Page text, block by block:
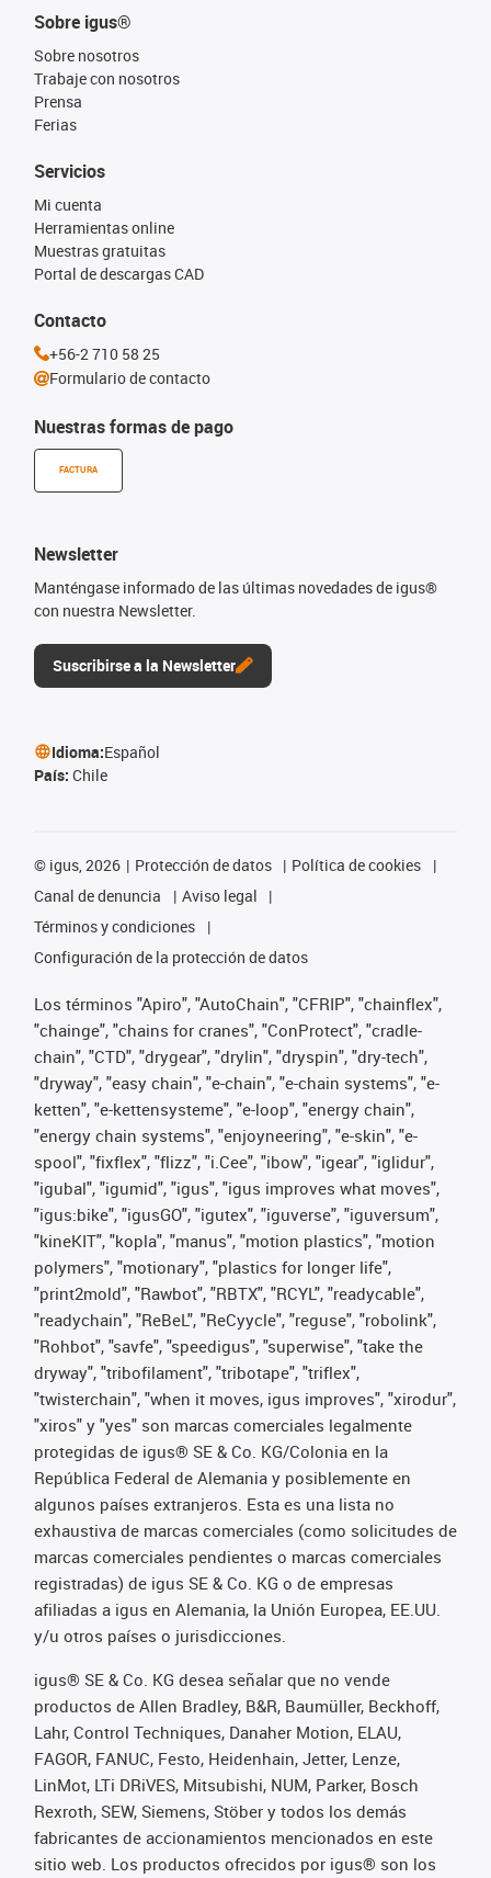
Sobre igus®
Sobre nosotros
Trabaje con nosotros
Prensa
Ferias
Nuestras formas de pago
FACTURA
Servicios
Mi cuenta
Herramientas online
Muestras gratuitas
Portal de descargas CAD
Newsletter
Manténgase informado de las últimas novedades de igus®
con nuestra Newsletter.
Suscribirse a la Newsletter
Contacto
+56-2 710 58 25
Formulario de contacto
Idioma:Español
País: Chile
© igus, 2026 Protección de datos
Política de cookies
Canal de denuncia
Aviso legal
Términos y condiciones
Configuración de la protección de datos
Los términos "Apiro", "AutoChain", "CFRIP", "chainflex",
"chainge", "chains for cranes", "ConProtect", "cradle-
chain", "CTD", "drygear", "drylin", "dryspin", "dry-tech",
"dryway", "easy chain", "e-chain", "e-chain systems", "e-
ketten", "e-kettensysteme", "e-loop", "energy chain",
"energy chain systems", "enjoyneering", "e-skin", "e-
spool", "fixflex", "flizz", "i.Cee", "ibow", "igear", "iglidur",
"igubal", "igumid", "igus", "igus improves what moves",
"igus:bike", "igusGO", "igutex", "iguverse", "iguversum",
"kineKIT", "kopla", "manus", "motion plastics", "motion
polymers", "motionary", "plastics for longer life",
"print2mold", "Rawbot", "RBTX", "RCYL", "readycable",
"readychain", "ReBeL", "ReCyycle", "reguse", "robolink",
"Rohbot", "savfe", "speedigus", "superwise", "take the
dryway", "tribofilament", "tribotape", "triflex",
"twisterchain", "when it moves, igus improves", "xirodur",
"xiros" y "yes" son marcas comerciales legalmente
protegidas de igus® SE & Co. KG/Colonia en la
República Federal de Alemania y posiblemente en
algunos países extranjeros. Esta es una lista no
exhaustiva de marcas comerciales (como solicitudes de
marcas comerciales pendientes o marcas comerciales
registradas) de igus SE & Co. KG o de empresas
afiliadas a igus en Alemania, la Unión Europea, EE.UU.
y/u otros países o jurisdicciones.
igus® SE & Co. KG desea señalar que no vende
productos de Allen Bradley, B&R, Baumüller, Beckhoff,
Lahr, Control Techniques, Danaher Motion, ELAU,
FAGOR, FANUC, Festo, Heidenhain, Jetter, Lenze,
LinMot, LTi DRiVES, Mitsubishi, NUM, Parker, Bosch
Rexroth, SEW, Siemens, Stöber y todos los demás
fabricantes de accionamientos mencionados en este
sitio web. Los productos ofrecidos por igus® son los